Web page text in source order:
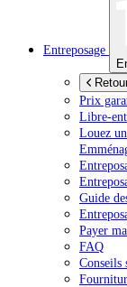
Entreposage
Prix
Libre-
Louez
Guide
Payer
FAQ
Conseils